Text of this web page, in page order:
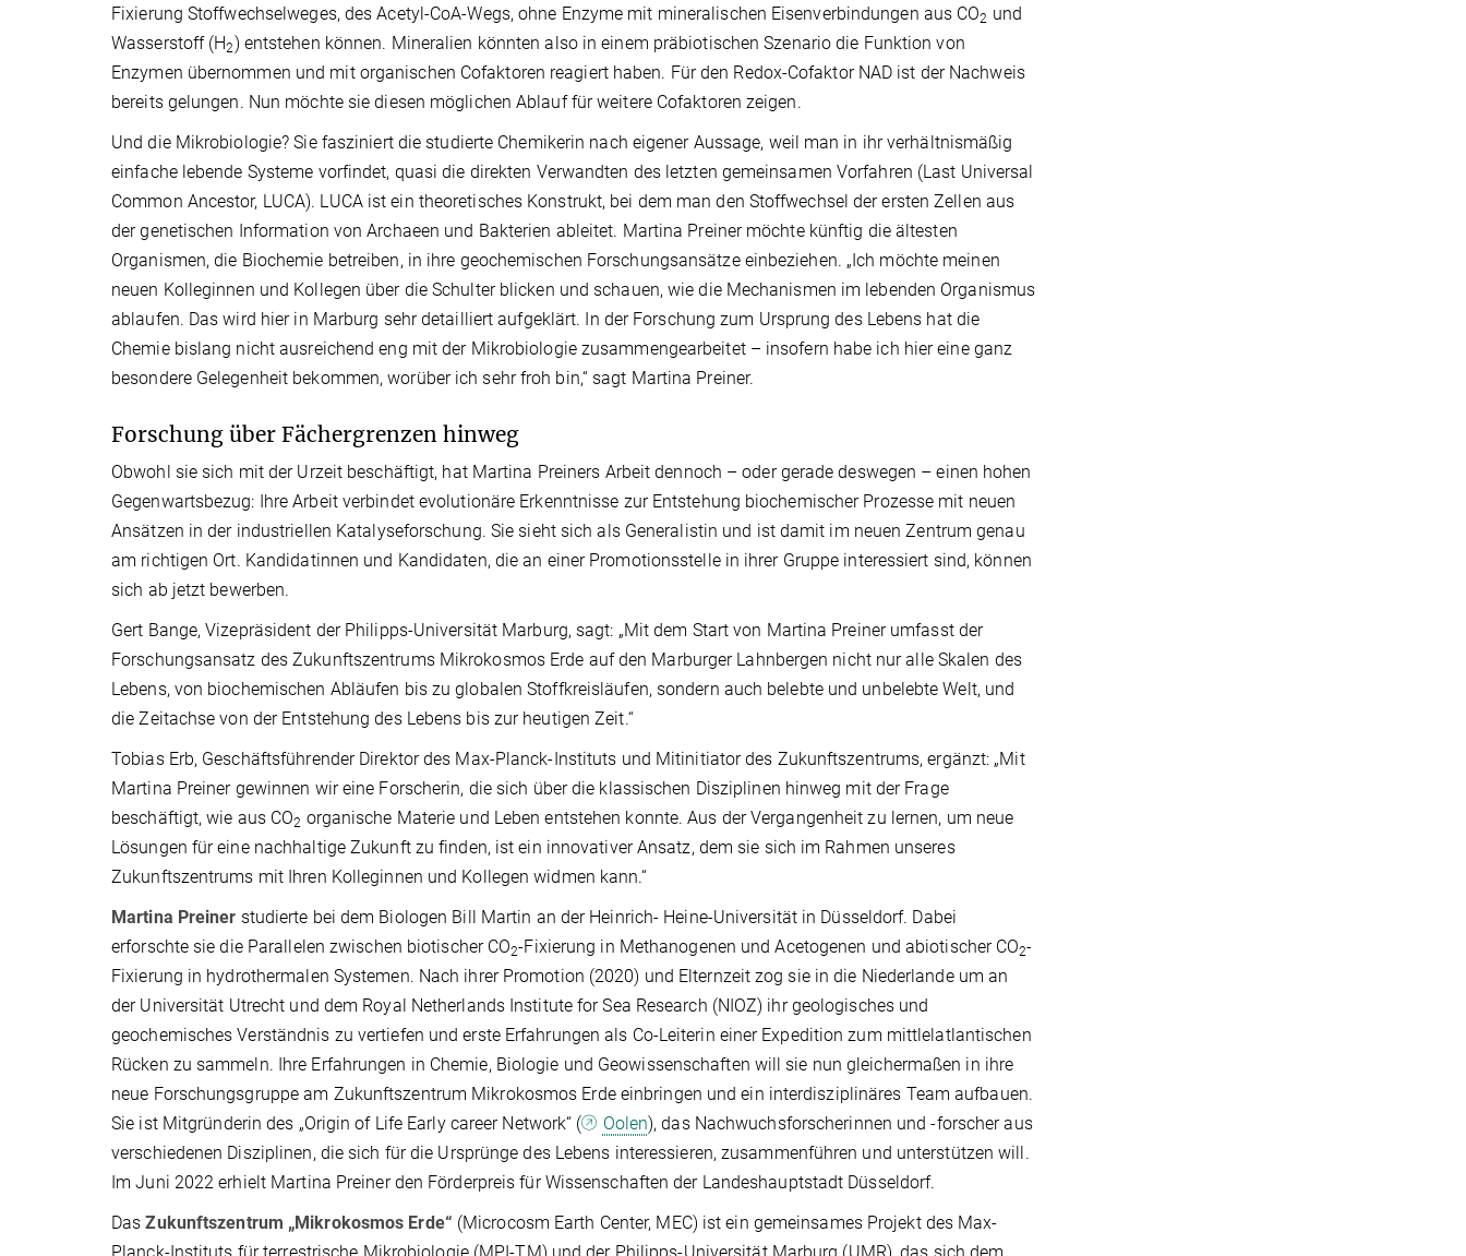
Fixierung Stoffwechselweges, des Acetyl-CoA-Wegs, ohne Enzyme mit mineralischen Eisenverbindungen aus CO2 und
Wasserstoff (H2) entstehen können. Mineralien könnten also in einem präbiotischen Szenario die Funktion von
Enzymen übernommen und mit organischen Cofaktoren reagiert haben. Für den Redox-Cofaktor NAD ist der Nachweis
bereits gelungen. Nun möchte sie diesen möglichen Ablauf für weitere Cofaktoren zeigen.
Und die Mikrobiologie? Sie fasziniert die studierte Chemikerin nach eigener Aussage, weil man in ihr verhältnismäßig
einfache lebende Systeme vorfindet, quasi die direkten Verwandten des letzten gemeinsamen Vorfahren (Last Universal
Common Ancestor, LUCA). LUCA ist ein theoretisches Konstrukt, bei dem man den Stoffwechsel der ersten Zellen aus
der genetischen Information von Archaeen und Bakterien ableitet. Martina Preiner möchte künftig die ältesten
Organismen, die Biochemie betreiben, in ihre geochemischen Forschungsansätze einbeziehen. „Ich möchte meinen
neuen Kolleginnen und Kollegen über die Schulter blicken und schauen, wie die Mechanismen im lebenden Organismus
ablaufen. Das wird hier in Marburg sehr detailliert aufgeklärt. In der Forschung zum Ursprung des Lebens hat die
Chemie bislang nicht ausreichend eng mit der Mikrobiologie zusammengearbeitet – insofern habe ich hier eine ganz
besondere Gelegenheit bekommen, worüber ich sehr froh bin,“ sagt Martina Preiner.
Forschung über Fächergrenzen hinweg
Obwohl sie sich mit der Urzeit beschäftigt, hat Martina Preiners Arbeit dennoch – oder gerade deswegen – einen hohen
Gegenwartsbezug: Ihre Arbeit verbindet evolutionäre Erkenntnisse zur Entstehung biochemischer Prozesse mit neuen
Ansätzen in der industriellen Katalyseforschung. Sie sieht sich als Generalistin und ist damit im neuen Zentrum genau
am richtigen Ort. Kandidatinnen und Kandidaten, die an einer Promotionsstelle in ihrer Gruppe interessiert sind, können
sich ab jetzt bewerben.
Gert Bange, Vizepräsident der Philipps-Universität Marburg, sagt: „Mit dem Start von Martina Preiner umfasst der
Forschungsansatz des Zukunftszentrums Mikrokosmos Erde auf den Marburger Lahnbergen nicht nur alle Skalen des
Lebens, von biochemischen Abläufen bis zu globalen Stoffkreisläufen, sondern auch belebte und unbelebte Welt, und
die Zeitachse von der Entstehung des Lebens bis zur heutigen Zeit.“
Tobias Erb, Geschäftsführender Direktor des Max-Planck-Instituts und Mitinitiator des Zukunftszentrums, ergänzt: „Mit
Martina Preiner gewinnen wir eine Forscherin, die sich über die klassischen Disziplinen hinweg mit der Frage
beschäftigt, wie aus CO2 organische Materie und Leben entstehen konnte. Aus der Vergangenheit zu lernen, um neue
Lösungen für eine nachhaltige Zukunft zu finden, ist ein innovativer Ansatz, dem sie sich im Rahmen unseres
Zukunftszentrums mit Ihren Kolleginnen und Kollegen widmen kann.“
Martina Preiner studierte bei dem Biologen Bill Martin an der Heinrich- Heine-Universität in Düsseldorf. Dabei
erforschte sie die Parallelen zwischen biotischer CO2-Fixierung in Methanogenen und Acetogenen und abiotischer CO2-
Fixierung in hydrothermalen Systemen. Nach ihrer Promotion (2020) und Elternzeit zog sie in die Niederlande um an
der Universität Utrecht und dem Royal Netherlands Institute for Sea Research (NIOZ) ihr geologisches und
geochemisches Verständnis zu vertiefen und erste Erfahrungen als Co-Leiterin einer Expedition zum mittlelatlantischen
Rücken zu sammeln. Ihre Erfahrungen in Chemie, Biologie und Geowissenschaften will sie nun gleichermaßen in ihre
neue Forschungsgruppe am Zukunftszentrum Mikrokosmos Erde einbringen und ein interdisziplinäres Team aufbauen.
Sie ist Mitgründerin des „Origin of Life Early career Network“ (
Oolen), das Nachwuchsforscherinnen und -forscher aus
verschiedenen Disziplinen, die sich für die Ursprünge des Lebens interessieren, zusammenführen und unterstützen will.
Im Juni 2022 erhielt Martina Preiner den Förderpreis für Wissenschaften der Landeshauptstadt Düsseldorf.
DasZukunftszentrum „Mikrokosmos Erde“ (Microcosm Earth Center, MEC) ist ein gemeinsames Projekt des Max-